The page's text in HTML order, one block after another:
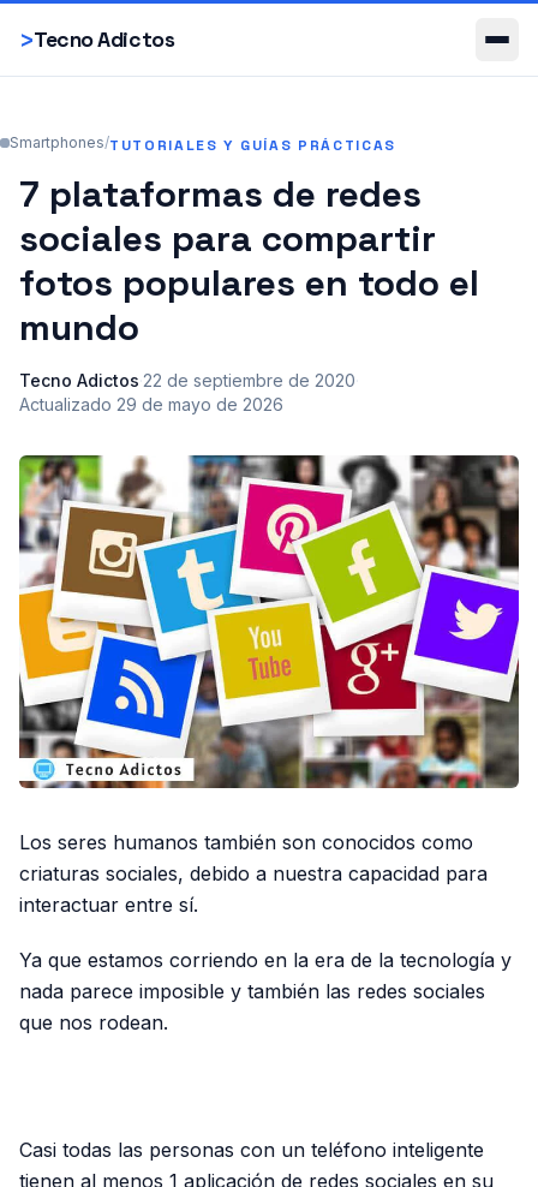
>Tecno Adictos
Smartphones
Smartphones/TUTORIALES Y GUÍAS PRÁCTICAS
7 plataformas de redes
sociales para compartir
fotos populares en todo el
mundo
Tecno Adictos·22 de septiembre de 2020·
Actualizado 29 de mayo de 2026
Los seres humanos también son conocidos como
criaturas sociales, debido a nuestra capacidad para
interactuar entre sí.
Ya que estamos corriendo en la era de la tecnología y
nada parece imposible y también las redes sociales
que nos rodean.
Casi todas las personas con un teléfono inteligente
tienen al menos 1 aplicación de redes sociales en su